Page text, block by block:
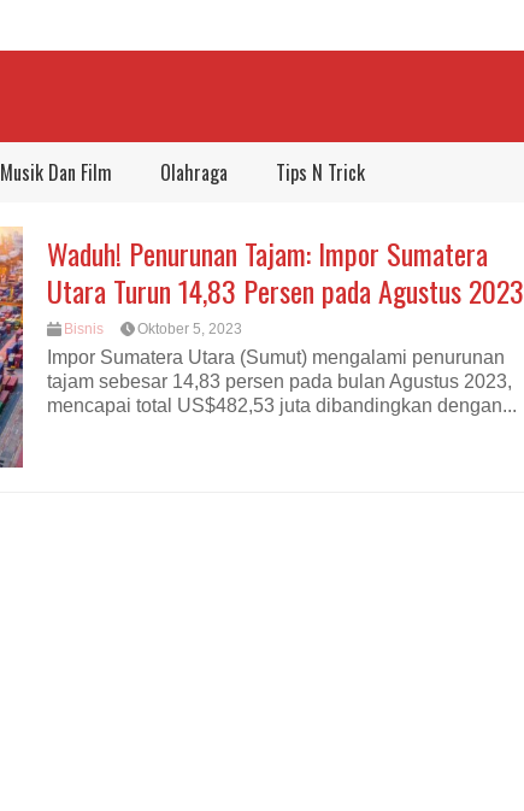
Musik Dan Film Olahraga Tips N Trick
Waduh! Penurunan Tajam: Impor Sumatera
Utara Turun 14,83 Persen pada Agustus 2023
Bisnis Oktober 5, 2023
Impor Sumatera Utara (Sumut) mengalami penurunan
tajam sebesar 14,83 persen pada bulan Agustus 2023,
mencapai total US$482,53 juta dibandingkan dengan...